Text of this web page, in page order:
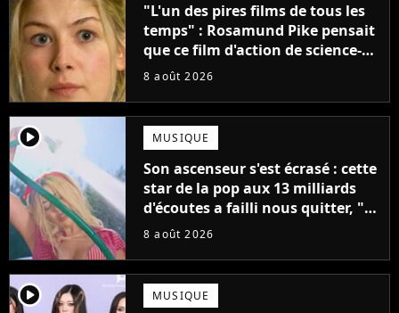
"L'un des pires films de tous les
temps" : Rosamund Pike pensait
que ce film d'action de science-
fiction avec Dwayne Johnson
8 août 2026
player2 MUSIQUE
Son ascenseur s'est écrasé : cette
star de la pop aux 13 milliards
d'écoutes a failli nous quitter, "Je
pensais ne plus jamais chanter"
8 août 2026
player2 MUSIQUE